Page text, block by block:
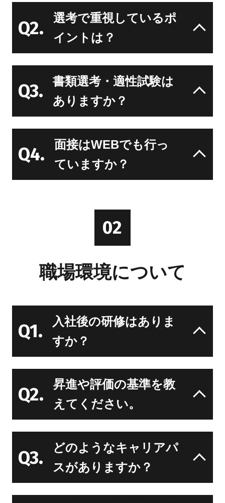
Q2.
選考で重視しているポ
イントは？
Q3.
書類選考・適性試験は
ありますか？
Q4.
面接はWEBでも行っ
ていますか？
02
職場環境について
Q1.
入社後の研修はありま
すか？
Q2.
昇進や評価の基準を教
えてください。
Q3.
どのようなキャリアパ
スがありますか？